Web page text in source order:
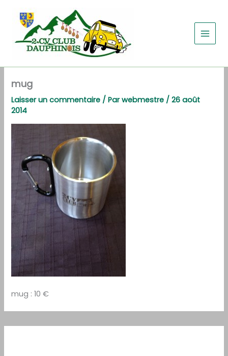
contenu
mug
Laisser un commentaire / Parwebmestre /26 août
2014
mug : 10 €